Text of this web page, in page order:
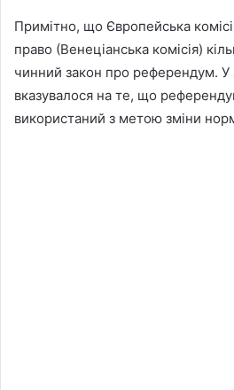
Примітно, що Європейська
право (Венеціанська комісія)
чинний закон про референдум. У
вказувалося на те, що
використаний з метою зміни